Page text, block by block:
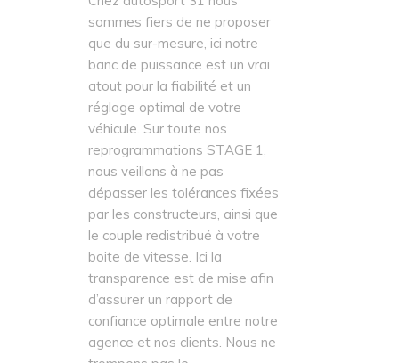
sommes fiers de ne proposer
que du sur-mesure, ici notre
banc de puissance est un vrai
atout pour la fiabilité et un
réglage optimal de votre
véhicule. Sur toute nos
reprogrammations STAGE 1,
nous veillons à ne pas
dépasser les tolérances fixées
par les constructeurs, ainsi que
le couple redistribué à votre
boite de vitesse. Ici la
transparence est de mise afin
d’assurer un rapport de
confiance optimale entre notre
agence et nos clients. Nous ne